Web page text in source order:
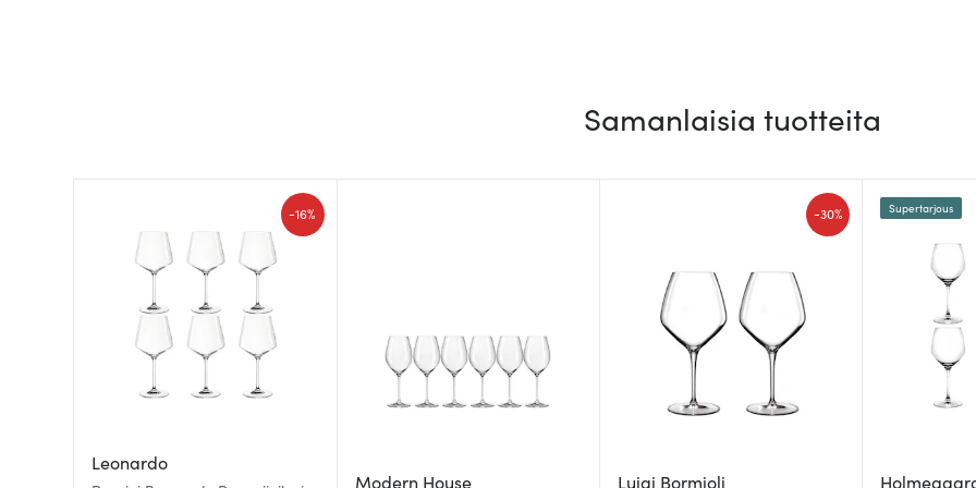
Samanlaisia tuotteita
Leonardo
-16%
Modern House Luigi Bormioli
-30% Supertarjous